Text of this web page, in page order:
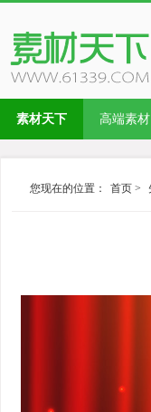
素材天下 高端素材
您现在的位置： 首页 >